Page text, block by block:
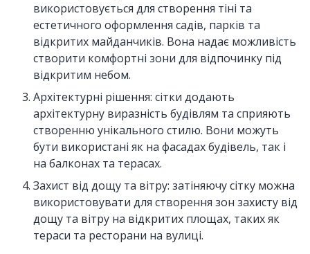
використовується для створення тіні та
естетичного оформлення садів, парків та
відкритих майданчиків. Вона надає можливість
створити комфортні зони для відпочинку під
відкритим небом.
Архітектурні рішення: сітки додають
архітектурну виразність будівлям та сприяють
створенню унікального стилю. Вони можуть
бути використані як на фасадах будівель, так і
на балконах та терасах.
Захист від дощу та вітру: затіняючу сітку можна
використовувати для створення зон захисту від
дощу та вітру на відкритих площах, таких як
тераси та ресторани на вулиці.